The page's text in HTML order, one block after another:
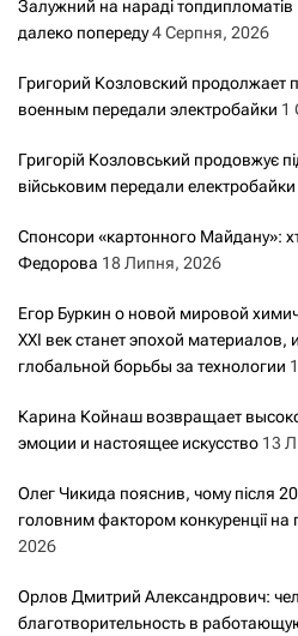
Залужний на нараді
далеко попереду4 Серпня, 2026
Григорий Козловский
военным передали электробайки 1
Григорій Козловський продовжує
військовим передали електробайки
Спонсори «картонного Майдану»:
Федорова 18 Липня, 2026
Егор Буркин о новой мировой
XXI век станет эпохой материалов,
глобальной борьбы за технологии
Карина Койнаш возвращает
эмоции и настоящее искусство 13
Олег Чикида пояснив, чому після
головним фактором конкуренції
2026
Орлов Дмитрий Александрович:
благотворительность в